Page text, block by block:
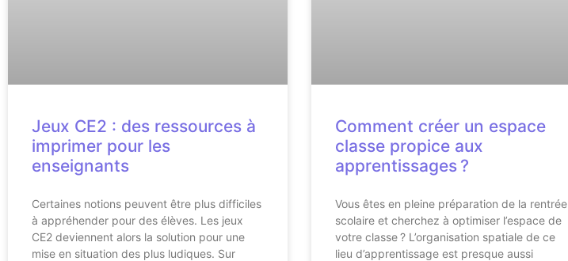
Jeux CE2 : des ressources à
imprimer pour les
enseignants
Certaines notions peuvent être plus difficiles
à appréhender pour des élèves. Les jeux
CE2 deviennent alors la solution pour une
mise en situation des plus ludiques. Sur
Comment créer un espace
classe propice aux
apprentissages ?
Vous êtes en pleine préparation de la rentrée
scolaire et cherchez à optimiser l’espace de
votre classe ? L’organisation spatiale de ce
lieu d’apprentissage est presque aussi